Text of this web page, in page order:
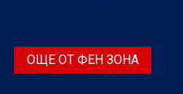
ОЩЕ ОТ ФЕН ЗОНА